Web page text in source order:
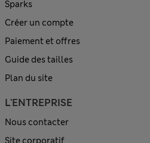
Sparks
Créer un compte
Paiement et offres
Guide des tailles
Plan du site
L'ENTREPRISE
Nous contacter
Site corporatif